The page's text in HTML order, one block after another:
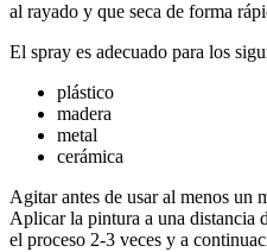
al rayado y que seca de forma
El spray es adecuado para los
plástico
madera
metal
cerámica
Agitar antes de usar al menos un
Aplicar la pintura a una distancia
el proceso 2-3 veces y a